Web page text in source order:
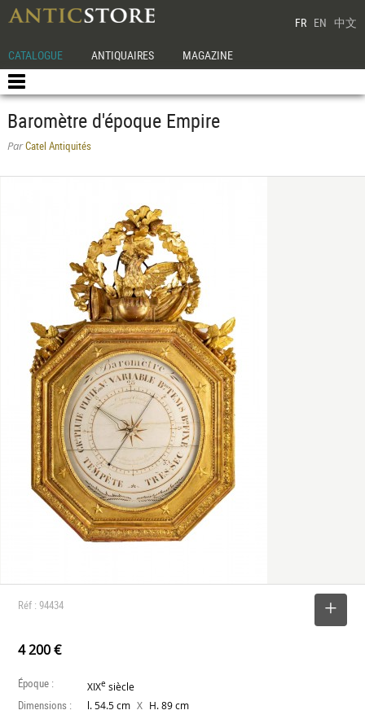
FR EN 中文
CATALOGUE ANTIQUAIRES MAGAZINE
Baromètre d'époque Empire
ParCatel Antiquités
Réf : 94434
4 200 €
Époque : XIXe siècle
Dimensions : l. 54.5 cm X H. 89 cm